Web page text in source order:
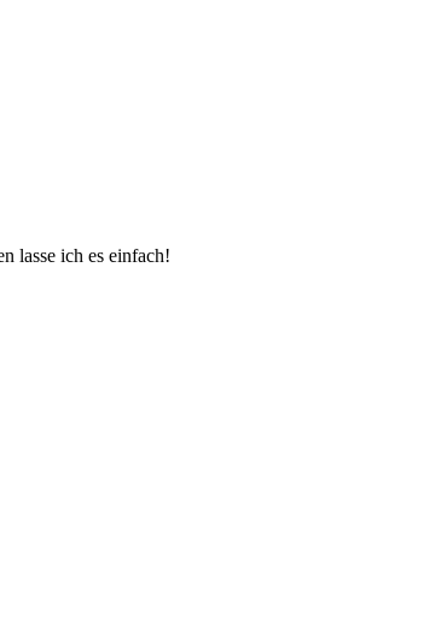
lasse ich es einfach!